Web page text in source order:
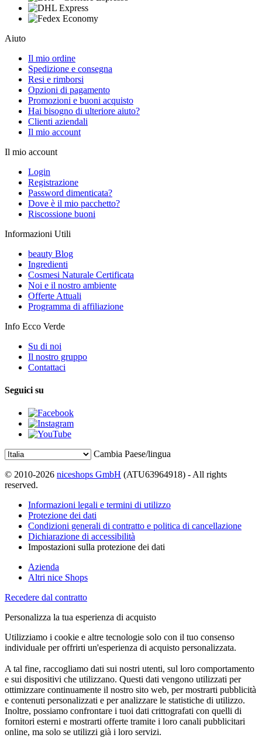
Aiuto
Il mio ordine
Spedizione e consegna
Resi e rimborsi
Opzioni di pagamento
Promozioni e buoni acquisto
Hai bisogno di ulteriore aiuto?
Clienti aziendali
Il mio account
Il mio account
Login
Registrazione
Password dimenticata?
Dove è il mio pacchetto?
Riscossione buoni
Informazioni Utili
beauty Blog
Ingredienti
Cosmesi Naturale Certificata
Noi e il nostro ambiente
Offerte Attuali
Programma di affiliazione
Info Ecco Verde
Su di noi
Il nostro gruppo
Contattaci
Seguici su
Cambia Paese/lingua
© 2010-2026 niceshops GmbH (ATU63964918) - All rights
reserved.
Informazioni legali e termini di utilizzo
Protezione dei dati
Condizioni generali di contratto e politica di cancellazione
Dichiarazione di accessibilità
Impostazioni sulla protezione dei dati
Azienda
Altri nice Shops
Recedere dal contratto
Personalizza la tua esperienza di acquisto
Utilizziamo i cookie e altre tecnologie solo con il tuo consenso
individuale per offrirti un'esperienza di acquisto personalizzata.
A tal fine, raccogliamo dati sui nostri utenti, sul loro comportamento
e sui dispositivi che utilizzano. Questi dati vengono utilizzati per
ottimizzare continuamente il nostro sito web, per mostrarti pubblicità
e contenuti personalizzati e per analizzare le statistiche di utilizzo.
Inoltre, possiamo confrontare i tuoi dati crittografati con quelli di
fornitori esterni e mostrarti offerte tramite i loro canali pubblicitari
online, ma solo se utilizzi già i loro servizi.